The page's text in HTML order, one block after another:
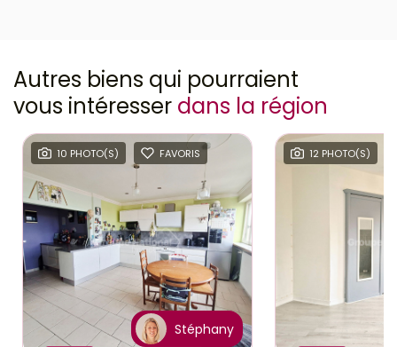
Autres biens qui pourraient
vous intéresser dans la région
10 PHOTO(S) FAVORIS
Stéphany
12 PHOTO(S)